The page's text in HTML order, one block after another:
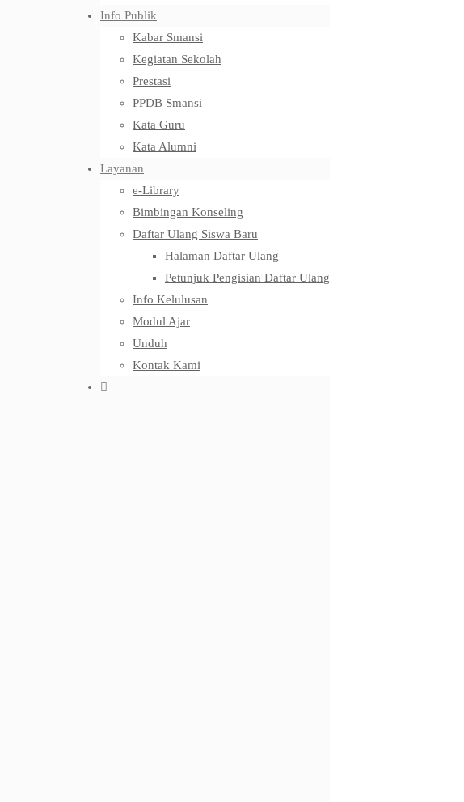
Info Publik
Kabar Smansi
Kegiatan Sekolah
Prestasi
PPDB Smansi
Kata Guru
Kata Alumni
Layanan
e-Library
Bimbingan Konseling
Daftar Ulang Siswa Baru
Halaman Daftar Ulang
Petunjuk Pengisian Daftar Ulang
Info Kelulusan
Modul Ajar
Unduh
Kontak Kami